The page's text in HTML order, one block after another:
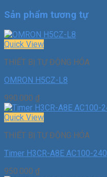
Sản phẩm tương tự
Quick View
THIẾT BỊ TỰ ĐỘNG HÓA
OMRON H5CZ-L8
990.000 ₫
Quick View
THIẾT BỊ TỰ ĐỘNG HÓA
Timer H3CR-A8E AC100-240
950.000 ₫